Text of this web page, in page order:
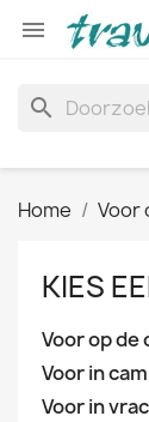

search
Home Voor
KIES
Voor op de
Voor in
Voor in